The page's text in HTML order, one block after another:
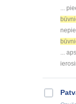
...
...